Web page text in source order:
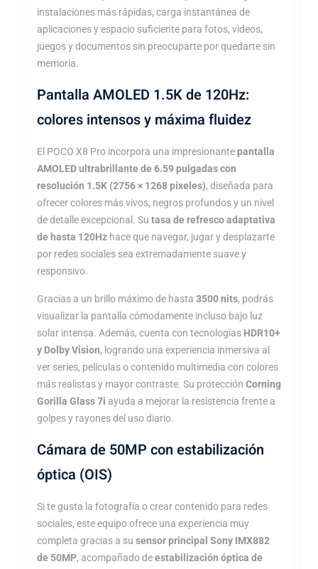
instalaciones más rápidas, carga instantánea de
aplicaciones y espacio suficiente para fotos, videos,
juegos y documentos sin preocuparte por quedarte sin
memoria.
Pantalla AMOLED 1.5K de 120Hz:
colores intensos y máxima fluidez
El POCO X8 Pro incorpora una impresionantepantalla
AMOLED ultrabrillante de 6.59 pulgadas con
resolución 1.5K (2756 × 1268 píxeles), diseñada para
ofrecer colores más vivos, negros profundos y un nivel
de detalle excepcional. Su tasa de refresco adaptativa
de hasta 120Hzhace que navegar, jugar y desplazarte
por redes sociales sea extremadamente suave y
responsivo.
Gracias a un brillo máximo de hasta 3500 nits, podrás
visualizar la pantalla cómodamente incluso bajo luz
solar intensa. Además, cuenta con tecnologías HDR10+
y Dolby Vision, logrando una experiencia inmersiva al
ver series, películas o contenido multimedia con colores
más realistas y mayor contraste. Su protección Corning
Gorilla Glass 7i ayuda a mejorar la resistencia frente a
golpes y rayones del uso diario.
Cámara de 50MP con estabilización
óptica (OIS)
Si te gusta la fotografía o crear contenido para redes
sociales, este equipo ofrece una experiencia muy
completa gracias a su sensor principal Sony IMX882
de 50MP, acompañado deestabilización óptica de